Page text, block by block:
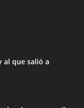
al que salió a